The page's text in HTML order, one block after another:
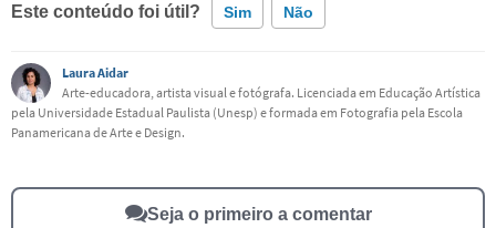
Este conteúdo foi útil? Sim Não
Este conteúdo contém informação incorreta
Este conteúdo não tem a informação que procuro
Laura Aidar
Arte-educadora, artista visual e fotógrafa. Licenciada em Educação Artística
pela Universidade Estadual Paulista (Unesp) e formada em Fotografia pela Escola
Panamericana de Arte e Design.
Seja o primeiro a comentar